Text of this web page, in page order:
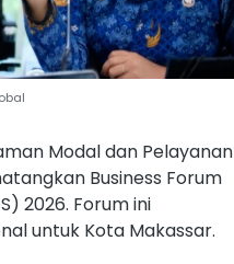
Modal dan Pelayanan
Business Forum
2026. Forum ini
untuk Kota Makassar.